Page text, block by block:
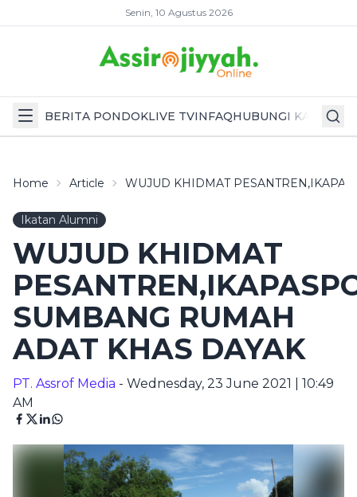
Senin, 10 Agustus 2026
BERITA PONDOKLIVE TVINFAQHUBUNGI KAMI
Home Article WUJUD KHIDMAT
Ikatan Alumni
WUJUD KHIDMAT
SUMBANG RUMAH
ADAT KHAS DAYAK
PT. Assrof Media - Wednesday, 23 June 2021 | 10:49
AM